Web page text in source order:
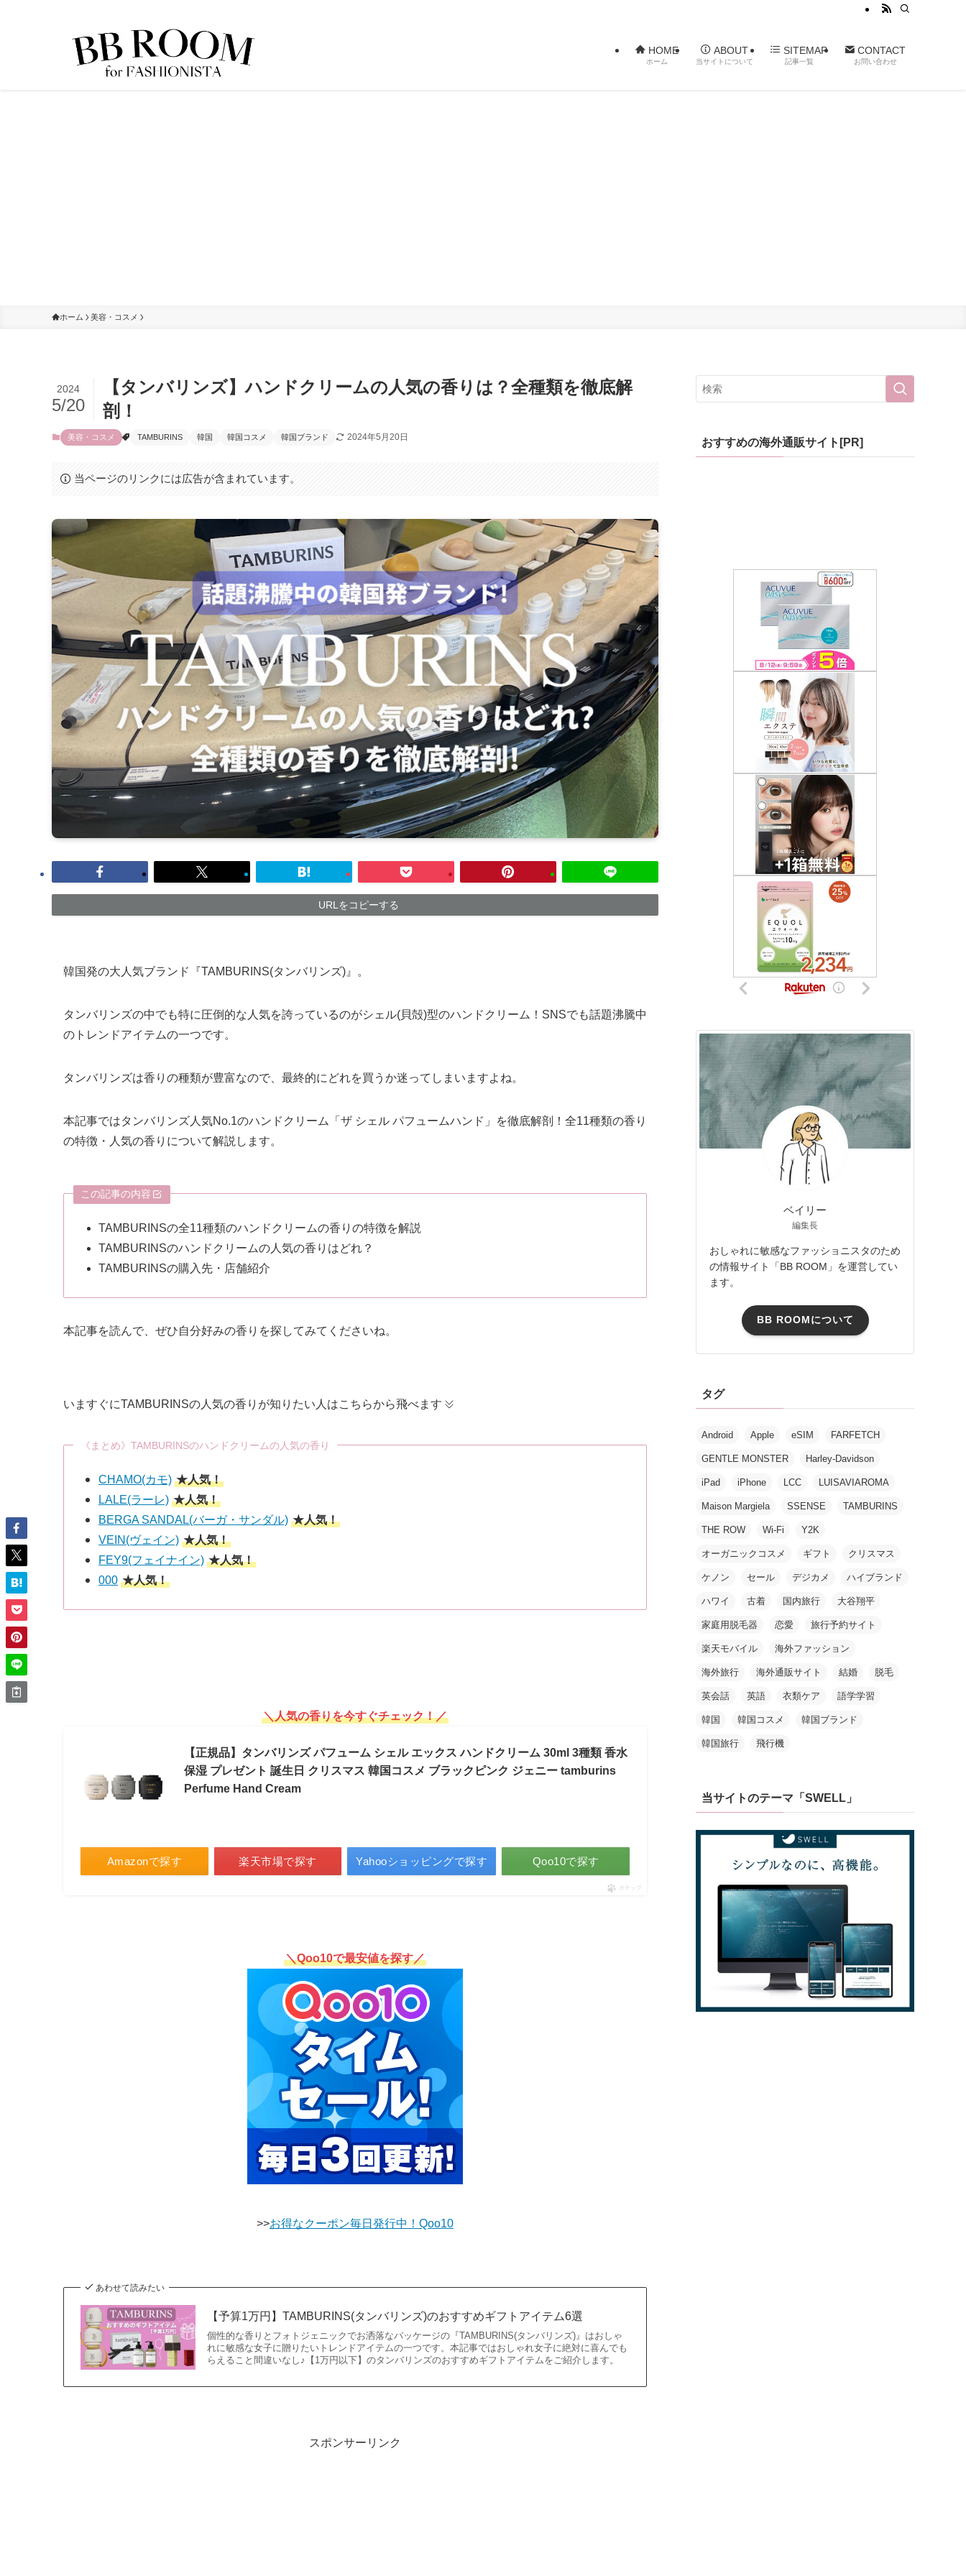
HOME
ホーム
ABOUT
当サイトについて
SITEMAP
記事一覧
CONTACT
お問い合わせ
ホーム 美容・コスメ
【タンバリンズ】ハンドクリームの人気の香りは？全種類を徹底解
剖！
2024
5/20
美容・コスメ TAMBURINS 韓国 韓国コスメ 韓国ブランド 2024年5月20日
当ページのリンクには広告が含まれています。
URLをコピーする
韓国発の大人気ブランド『TAMBURINS(タンバリンズ)』。
タンバリンズの中でも特に圧倒的な人気を誇っているのがシェル(貝殻)型のハンドクリーム！SNSでも話題沸騰中
のトレンドアイテムの一つです。
タンバリンズは香りの種類が豊富なので、最終的にどれを買うか迷ってしまいますよね。
本記事ではタンバリンズ人気No.1のハンドクリーム「ザ シェル パフュームハンド」を徹底解剖！全11種類の香り
の特徴・人気の香りについて解説します。
この記事の内容
TAMBURINSの全11種類のハンドクリームの香りの特徴を解説
TAMBURINSのハンドクリームの人気の香りはどれ？
TAMBURINSの購入先・店舗紹介
本記事を読んで、ぜひ自分好みの香りを探してみてくださいね。
いますぐにTAMBURINSの人気の香りが知りたい人はこちらから飛べます
《まとめ》TAMBURINSのハンドクリームの人気の香り
CHAMO(カモ) ★人気！
LALE(ラーレ) ★人気！
BERGA SANDAL(バーガ・サンダル) ★人気！
VEIN(ヴェイン) ★人気！
FEY9(フェイナイン) ★人気！
000 ★人気！
＼人気の香りを今すぐチェック！／
【正規品】タンバリンズ パフューム シェル エックス ハンドクリーム 30ml 3種類 香水
保湿 プレゼント 誕生日 クリスマス 韓国コスメ ブラックピンク ジェニー tamburins
Perfume Hand Cream
Amazonで探す 楽天市場で探す Yahooショッピングで探す Qoo10で探す
ポチップ
＼Qoo10で最安値を探す／
>>お得なクーポン毎日発行中！Qoo10
あわせて読みたい
【予算1万円】TAMBURINS(タンバリンズ)のおすすめギフトアイテム6選
個性的な香りとフォトジェニックでお洒落なパッケージの『TAMBURINS(タンバリンズ)』はおしゃ
れに敏感な女子に贈りたいトレンドアイテムの一つです。本記事ではおしゃれ女子に絶対に喜んでも
らえること間違いなし♪【1万円以下】のタンバリンズのおすすめギフトアイテムをご紹介します。
スポンサーリンク
おすすめの海外通販サイト[PR]
ベイリー
編集長
おしゃれに敏感なファッショニスタのため
の情報サイト「BB ROOM」を運営してい
ます。
BB ROOMについて
タグ
Android Apple eSIM FARFETCH
GENTLE MONSTER Harley-Davidson
iPad iPhone LCC LUISAVIAROMA
Maison Margiela SSENSE TAMBURINS
THE ROW Wi-Fi Y2K
オーガニックコスメ ギフト クリスマス
ケノン セール デジカメ ハイブランド
ハワイ 古着 国内旅行 大谷翔平
家庭用脱毛器 恋愛 旅行予約サイト
楽天モバイル 海外ファッション
海外旅行 海外通販サイト 結婚 脱毛
英会話 英語 衣類ケア 語学学習
韓国 韓国コスメ 韓国ブランド
韓国旅行 飛行機
当サイトのテーマ「SWELL」